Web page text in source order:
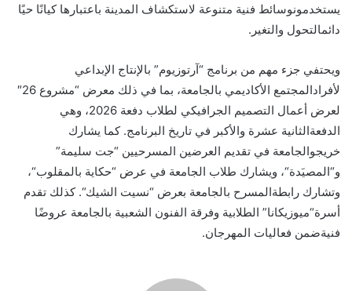
يستخدمونوسائط فنية متنوعة لاستكشاف المدينة باعتبارها كيانا حيا
دائمالتحول والتغير .
ويحتفي جزء مهم من برنامج “آرتوزيوم” بالإنتاج الإبداعي
لأفرادالمجتمع الأكاديمي بالجامعة، بما في ذلك معرض “مشروع
لعرض أعمال التصميم الجرافيكي لطلاب دفعة
وهي
الدفعةالثانية عشرة والأكبر في تاريخ البرنامج.كما يشارك
خريجوالجامعة في تقديم العرضين المسرحيين “جت سليمة”
و“المصيدة“، ويشارك طلاب الجامعة في عرض “حكاية بالمقلوب“،
وتشارك رابطةالمسرح بالجامعة بعرض “نسيت الشيك“.كذلك تقدم
أسرة“ميوزيكانا” الطلابية وفرقة الفنون الشعبية بالجامعة عروضا
فنيةضمن فعاليات المهرجان.